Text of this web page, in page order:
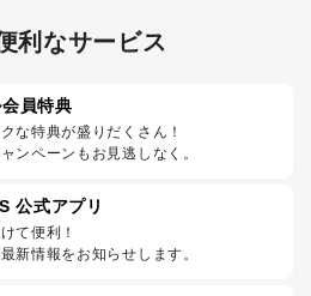
利なサービス
員特典
な特典が盛りだくさん！
ンペーンもお見逃しなく。
公式アプリ
て便利！
新情報をお知らせします。